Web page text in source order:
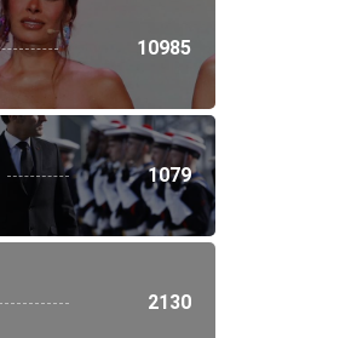
10985
1079
2130